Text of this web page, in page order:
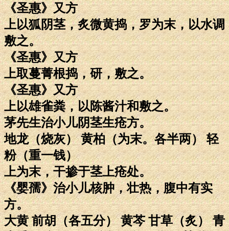
《圣惠》又方
上以狐阴茎，炙微黄捣，罗为末，以水调
敷之。
《圣惠》又方
上取蔓菁根捣，研，敷之。
《圣惠》又方
上以雄雀粪，以陈酱汁和敷之。
茅先生治小儿阴茎生疮方。
地龙（烧灰） 黄柏（为末。各半两） 轻
粉（重一钱）
上为末，干掺于茎上疮处。
《婴孺》治小儿核肿，壮热，腹中有实
方。
大黄 前胡（各五分） 黄芩 甘草（炙） 青